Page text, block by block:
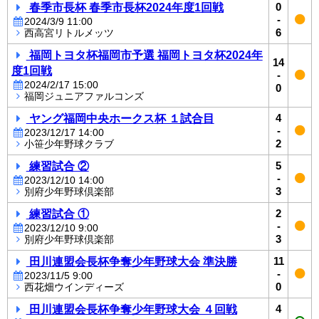
春季市長杯 春季市長杯2024年度1回戦
2024/3/9 11:00
西高宮リトルメッツ
0
-
6
福岡トヨタ杯福岡市予選 福岡トヨタ杯2024年
度1回戦
2024/2/17 15:00
福岡ジュニアファルコンズ
14
-
0
ヤング福岡中央ホークス杯 １試合目
2023/12/17 14:00
小笹少年野球クラブ
4
-
2
練習試合 ②
2023/12/10 14:00
別府少年野球倶楽部
5
-
3
練習試合 ①
2023/12/10 9:00
別府少年野球倶楽部
2
-
3
田川連盟会長杯争奪少年野球大会 準決勝
2023/11/5 9:00
西花畑ウインディーズ
11
-
0
田川連盟会長杯争奪少年野球大会 ４回戦
4